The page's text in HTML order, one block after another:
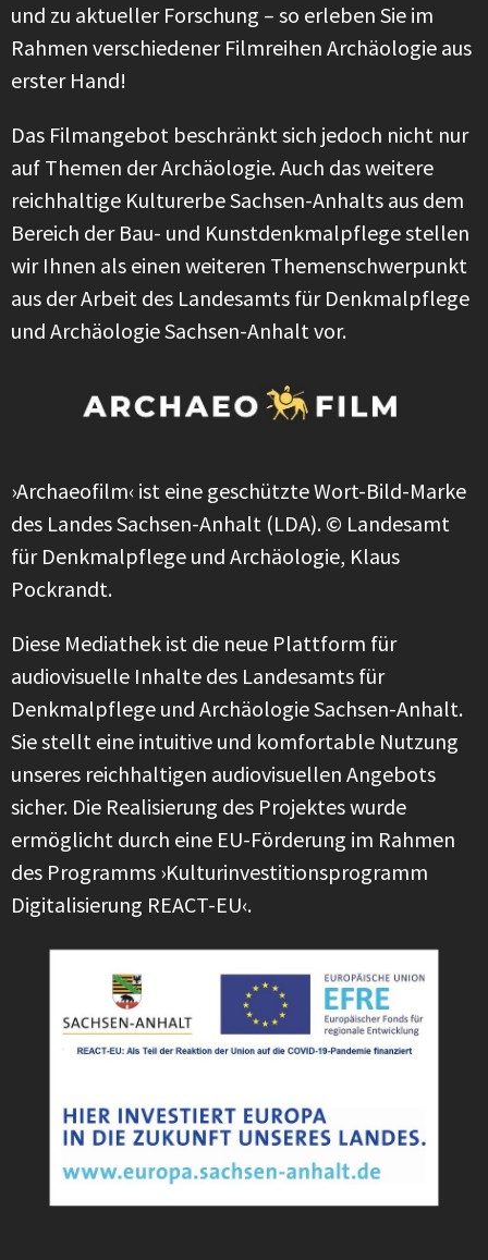
und zu aktueller Forschung – so erleben Sie im
Rahmen verschiedener Filmreihen Archäologie aus
erster Hand!
Das Filmangebot beschränkt sich jedoch nicht nur
auf Themen der Archäologie. Auch das weitere
reichhaltige Kulturerbe Sachsen-Anhalts aus dem
Bereich der Bau- und Kunstdenkmalpflege stellen
wir Ihnen als einen weiteren Themenschwerpunkt
aus der Arbeit des Landesamts für Denkmalpflege
und Archäologie Sachsen-Anhalt vor.
›Archaeofilm‹ ist eine geschützte Wort-Bild-Marke
des Landes Sachsen-Anhalt (LDA). © Landesamt
für Denkmalpflege und Archäologie, Klaus
Pockrandt.
Diese Mediathek ist die neue Plattform für
audiovisuelle Inhalte des Landesamts für
Denkmalpflege und Archäologie Sachsen-Anhalt.
Sie stellt eine intuitive und komfortable Nutzung
unseres reichhaltigen audiovisuellen Angebots
sicher. Die Realisierung des Projektes wurde
ermöglicht durch eine EU-Förderung im Rahmen
des Programms ›Kulturinvestitionsprogramm
Digitalisierung REACT-EU‹.